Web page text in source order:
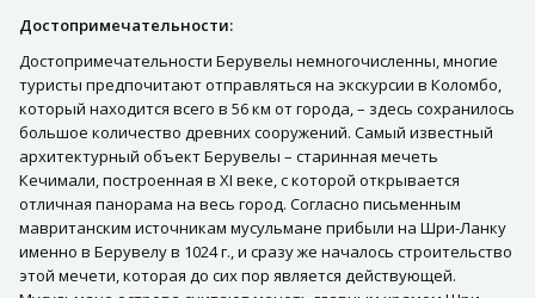
Достопримечательности:
Достопримечательности Берувелы немногочисленны, многие
туристы предпочитают отправляться на экскурсии в Коломбо,
который находится всего в 56 км от города, – здесь сохранилось
большое количество древних сооружений. Самый известный
архитектурный объект Берувелы – старинная мечеть
Кечимали, построенная в XI веке, с которой открывается
отличная панорама на весь город. Согласно письменным
мавританским источникам мусульмане прибыли на Шри-Ланку
именно в Берувелу в 1024 г., и сразу же началось строительство
этой мечети, которая до сих пор является действующей.